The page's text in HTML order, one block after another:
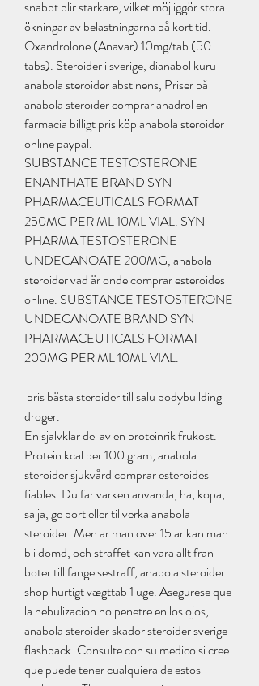
snabbt blir starkare, vilket möjliggör stora
ökningar av belastningarna på kort tid.
Oxandrolone (Anavar) 10mg/tab (50
tabs). Steroider i sverige, dianabol kuru
anabola steroider abstinens, Priser på
anabola steroider comprar anadrol en
farmacia billigt pris köp anabola steroider
online paypal.
SUBSTANCE TESTOSTERONE
ENANTHATE BRAND SYN
PHARMACEUTICALS FORMAT
250MG PER ML 10ML VIAL. SYN
PHARMA TESTOSTERONE
UNDECANOATE 200MG, anabola
steroider vad är onde comprar esteroides
online. SUBSTANCE TESTOSTERONE
UNDECANOATE BRAND SYN
PHARMACEUTICALS FORMAT
200MG PER ML 10ML VIAL.
droger.
En sjalvklar del av en proteinrik frukost.
Protein kcal per 100 gram, anabola
steroider sjukvård comprar esteroides
fiables. Du far varken anvanda, ha, kopa,
salja, ge bort eller tillverka anabola
steroider. Men ar man over 15 ar kan man
bli domd, och straffet kan vara allt fran
boter till fangelsestraff, anabola steroider
shop hurtigt vægttab 1 uge. Asegurese que
la nebulizacion no penetre en los ojos,
anabola steroider skador steroider sverige
flashback. Consulte con su medico si cree
que puede tener cualquiera de estos